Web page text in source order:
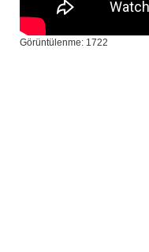
Görüntülenme: 1722